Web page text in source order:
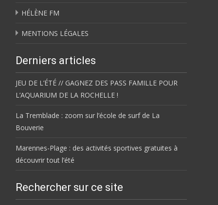
HÉLÈNE FM
MENTIONS LÉGALES
Derniers articles
JEU DE L’ÉTÉ // GAGNEZ DES PASS FAMILLE POUR
L’AQUARIUM DE LA ROCHELLE !
La Tremblade : zoom sur l’école de surf de La
Bouverie
Marennes-Plage : des activités sportives gratuites à
découvrir tout l’été
Rechercher sur ce site